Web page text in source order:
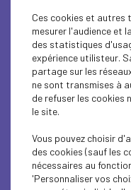
A
Stade
ce 15
48e
Martin,
Ces cookies et autres
mesurer l'audience et
des statistiques
expérience utilisteur.
partage sur les
ne sont transmises à
de refuser les
le site.
Vous pouvez choisir
des cookies (sauf les
nécessaires au
'Personnaliser vos